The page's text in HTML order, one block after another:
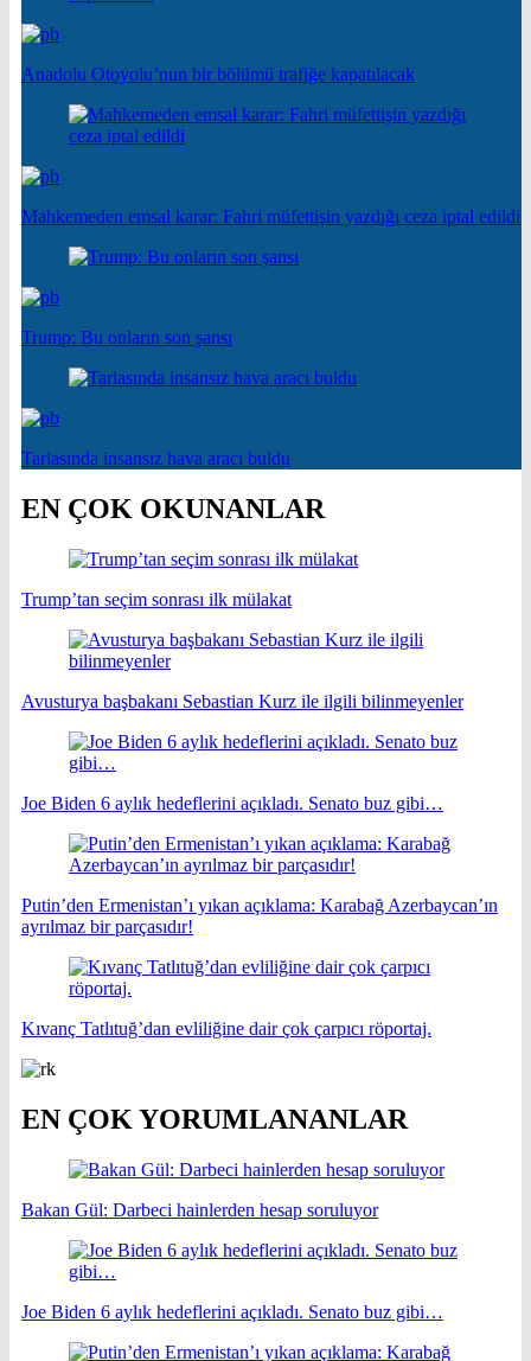
Anadolu Otoyolu’nun bir bölümü trafiğe kapatılacak
Mahkemeden emsal karar: Fahri müfettişin yazdığı ceza iptal edildi
Trump: Bu onların son şansı
Tarlasında insansız hava aracı buldu
EN ÇOK OKUNANLAR
Trump’tan seçim sonrası ilk mülakat
Avusturya başbakanı Sebastian Kurz ile ilgili bilinmeyenler
Joe Biden 6 aylık hedeflerini açıkladı. Senato buz gibi…
Putin’den Ermenistan’ı yıkan açıklama: Karabağ Azerbaycan’ın
ayrılmaz bir parçasıdır!
Kıvanç Tatlıtuğ’dan evliliğine dair çok çarpıcı röportaj.
EN ÇOK YORUMLANANLAR
Bakan Gül: Darbeci hainlerden hesap soruluyor
Joe Biden 6 aylık hedeflerini açıkladı. Senato buz gibi…